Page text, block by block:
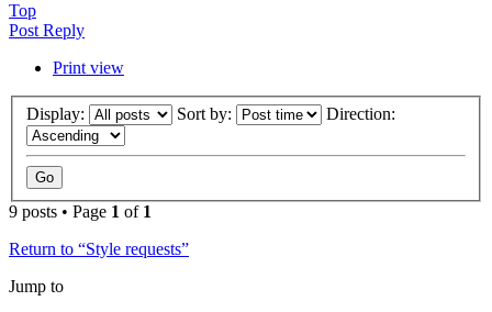
Top
Post Reply
Print view
Display: Sort by: Direction:
9 posts • Page 1 of 1
Return to “Style requests”
Jump to